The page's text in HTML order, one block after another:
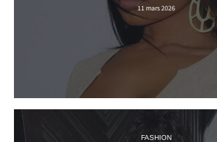
11 mars 2026
FASHION